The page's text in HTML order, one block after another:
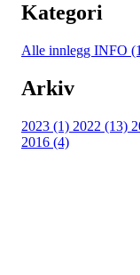
Kategori
Alle innlegg INFO
Arkiv
2023 (1) 2022 (13)
2016 (4)